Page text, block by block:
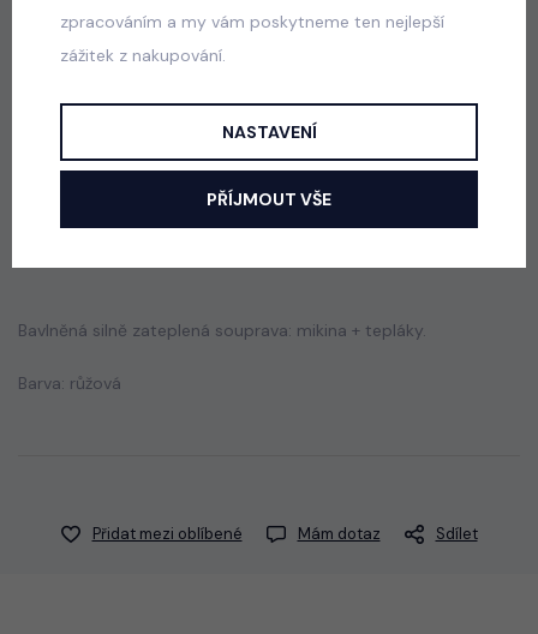
Paris lounge set růžový
skladem
Popis Jak vybrat správnou velikost?
Bavlněná silně zateplená souprava: mikina + tepláky.
Barva: růžová
Přidat mezi oblíbené Mám dotaz Sdílet
zpracováním a my vám poskytneme ten nejlepší
zážitek z nakupování.
NASTAVENÍ
PŘÍJMOUT VŠE